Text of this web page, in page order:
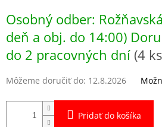
cena:
Osobný odber:
deň a obj. do 14:00)
do 2 pracovných dní (4
Môžeme doručiť do: 12.8.2026
Pridať do košíka